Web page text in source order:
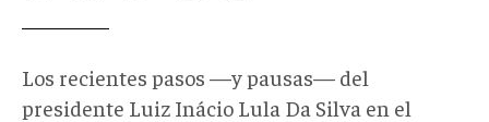
Los recientes pasos —y pausas— del
presidente Luiz Inácio Lula Da Silva en el